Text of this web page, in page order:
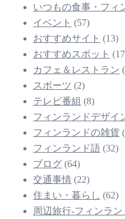
いつもの食事・フィ
イベント (57)
おすすめサイト (13)
おすすめスポット
カフェ＆レストラン
スポーツ (2)
テレビ番組 (8)
フィンランドデザイ
フィンランドの雑貨
フィンランド語 (32)
ブログ (64)
交通事情 (22)
住まい・暮らし (62)
周辺旅行-フィンラ